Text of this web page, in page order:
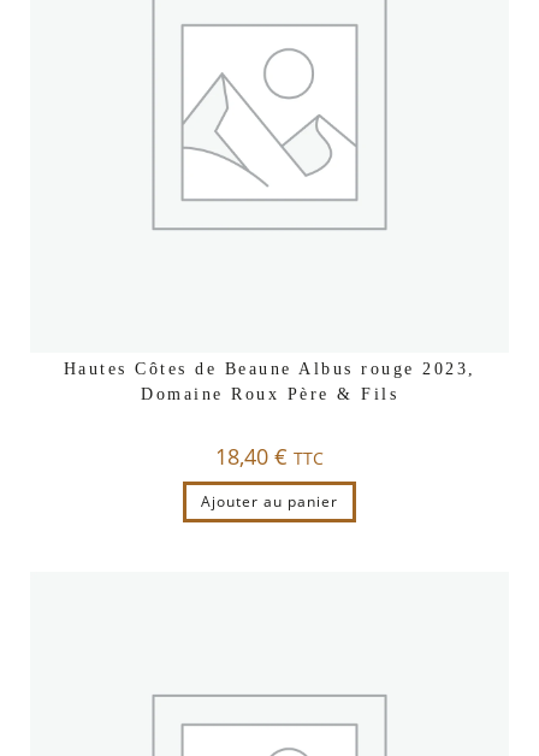
Hautes Côtes de Beaune Albus rouge 2023,
Domaine Roux Père & Fils
18,40 € TTC
Ajouter au panier